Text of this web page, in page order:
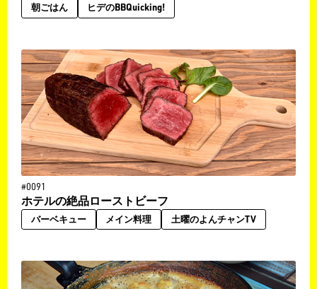
朝ごはん ヒデのBBQuicking!
#0091
ホテルの絶品ローストビーフ
バーベキュー メイン料理 土曜のよんチャンTV